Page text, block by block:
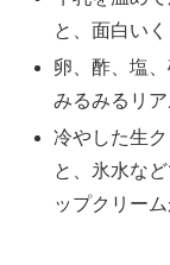
と、面白い
卵、酢、塩
みるみるリ
冷やした生
と、氷水な
ップクリー